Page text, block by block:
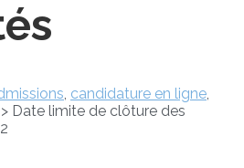
candidature en ligne
> Date limite de clôture des